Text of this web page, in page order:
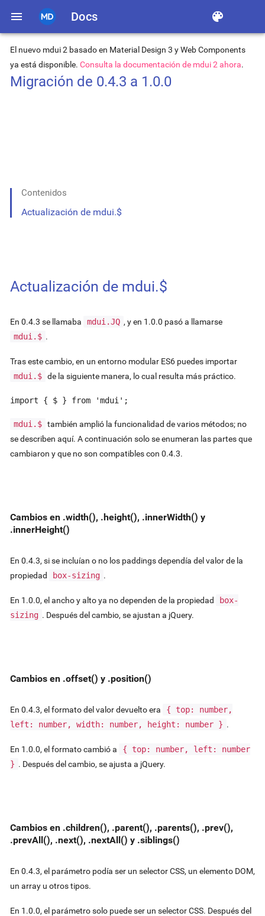
menu Docs color_lens
El nuevo mdui 2 basado en Material Design 3 y Web Components
ya está disponible. Consulta la documentación de mdui 2 ahora.
Migración de 0.4.3 a 1.0.0
Contenidos
Actualización de mdui.$
Actualización de mdui.$
En 0.4.3 se llamaba mdui.JQ , y en 1.0.0 pasó a llamarse
mdui.$ .
Tras este cambio, en un entorno modular ES6 puedes importar
mdui.$ de la siguiente manera, lo cual resulta más práctico.
import { $ } from 'mdui';
mdui.$ también amplió la funcionalidad de varios métodos; no
se describen aquí. A continuación solo se enumeran las partes que
cambiaron y que no son compatibles con 0.4.3.
Cambios en .width(), .height(), .innerWidth() y
.innerHeight()
En 0.4.3, si se incluían o no los paddings dependía del valor de la
propiedad
box-sizing .
En 1.0.0, el ancho y alto ya no dependen de la propiedad
box-
sizing . Después del cambio, se ajustan a jQuery.
Cambios en .offset() y .position()
En 0.4.3, el formato del valor devuelto era
{ top: number,
left: number, width: number, height: number } .
En 1.0.0, el formato cambió a
{ top: number, left: number
} . Después del cambio, se ajusta a jQuery.
Cambios en .children(), .parent(), .parents(), .prev(),
.prevAll(), .next(), .nextAll() y .siblings()
En 0.4.3, el parámetro podía ser un selector CSS, un elemento DOM,
un array u otros tipos.
En 1.0.0, el parámetro solo puede ser un selector CSS. Después del